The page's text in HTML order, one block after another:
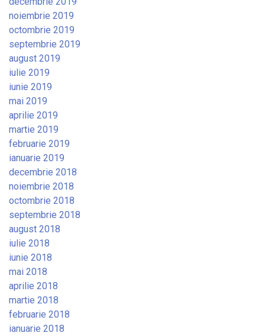
noiembrie 2019
octombrie 2019
septembrie 2019
august 2019
iulie 2019
iunie 2019
mai 2019
aprilie 2019
martie 2019
februarie 2019
ianuarie 2019
decembrie 2018
noiembrie 2018
octombrie 2018
septembrie 2018
august 2018
iulie 2018
iunie 2018
mai 2018
aprilie 2018
martie 2018
februarie 2018
ianuarie 2018